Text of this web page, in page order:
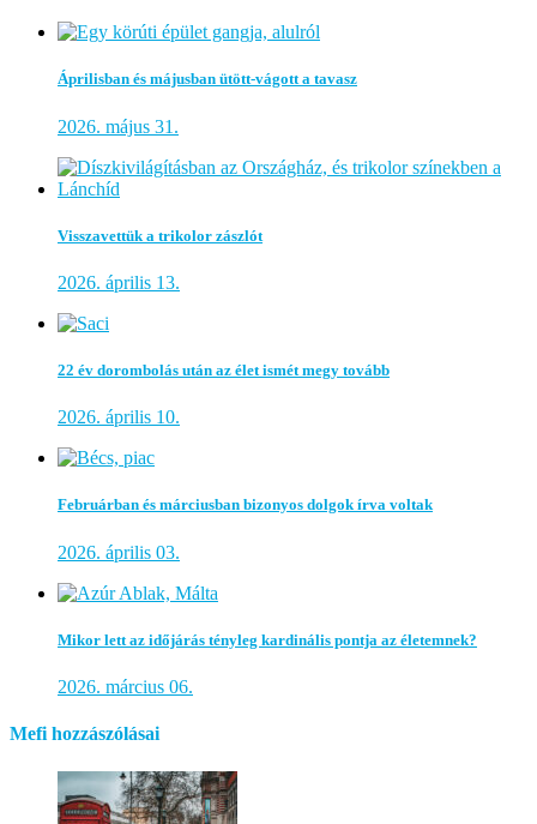
Áprilisban és májusban ütött-vágott a tavasz
2026. május 31.
Visszavettük a trikolor zászlót
2026. április 13.
22 év dorombolás után az élet ismét megy tovább
2026. április 10.
Februárban és márciusban bizonyos dolgok írva voltak
2026. április 03.
Mikor lett az időjárás tényleg kardinális pontja az életemnek?
2026. március 06.
Mefi hozzászólásai